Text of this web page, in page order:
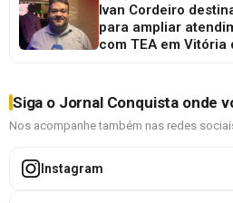
Ivan Cordeiro
para ampliar
com TEA em Vitória
Siga o Jornal Conquista onde
Nos acompanhe também nas redes
Instagram